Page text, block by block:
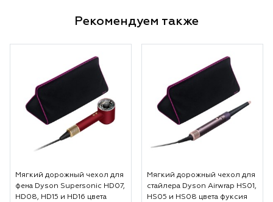
Рекомендуем также
Мягкий дорожный чехол для
фена Dyson Supersonic HD07,
HD08, HD15 и HD16 цвета
Мягкий дорожный чехол для
стайлера Dyson Airwrap HS01,
HS05 и HS08 цвета фуксия